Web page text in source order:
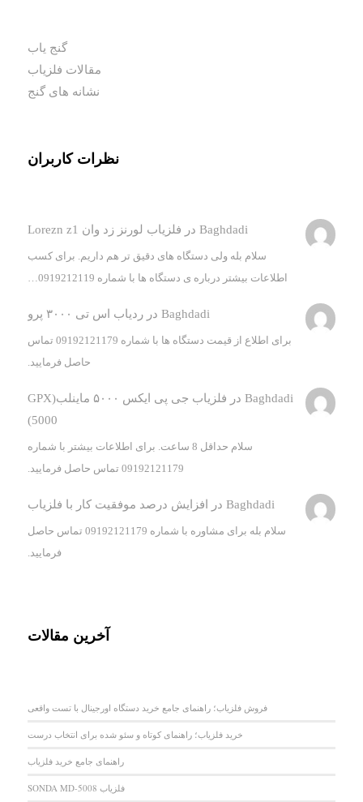
گنج یاب
مقالات فلزیاب
نشانه های گنج
نظرات کاربران
Baghdadi در فلزیاب لورنز زد وان Lorezn z1
سلام بله ولی دستگاه های دقیق تر هم داریم. برای کسب
اطلاعات بیشتر درباره ی دستگاه ها با شماره 0919212119…
Baghdadi درردیاب اس تی ۳۰۰۰ پرو
برای اطلاع از قیمت دستگاه ها با شماره 09192121179 تماس
حاصل فرمایید.
Baghdadi در
فلزیاب جی پی ایکس ۵۰۰۰ ماینلب(GPX
5000)
سلام حداقل 8 ساعت. برای اطلاعات بیشتر با شماره
09192121179 تماس حاصل فرمایید.
Baghdadi در افزایش درصد موفقیت کار با فلزیاب
سلام بله برای مشاوره با شماره 09192121179 تماس حاصل
فرمایید.
آخرین مقالات
فروش فلزیاب؛ راهنمای جامع خرید دستگاه اورجینال با تست واقعی
خرید فلزیاب؛ راهنمای کوتاه و سئو شده برای انتخاب درست
راهنمای جامع خرید فلزیاب
فلزیاب SONDA MD-5008